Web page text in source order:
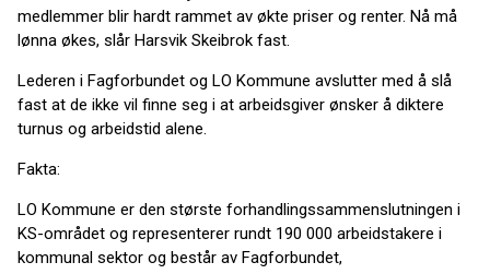
medlemmer blir hardt rammet av økte priser og renter. Nå må
lønna økes, slår Harsvik Skeibrok fast.
Lederen i Fagforbundet og LO Kommune avslutter med å slå
fast at de ikke vil finne seg i at arbeidsgiver ønsker å diktere
turnus og arbeidstid alene.
Fakta:
LO Kommune er den største forhandlingssammenslutningen i
KS-området og representerer rundt 190 000 arbeidstakere i
kommunal sektor og består av Fagforbundet,